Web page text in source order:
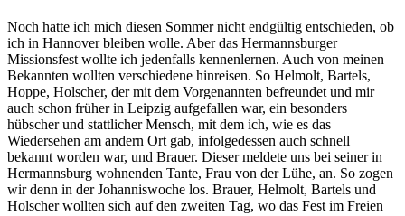
Noch hatte ich mich diesen Sommer nicht endgültig entschieden, ob
ich in Hannover bleiben wolle. Aber das Hermannsburger
Missionsfest wollte ich jedenfalls kennenlernen. Auch von meinen
Bekannten wollten verschiedene hinreisen. So Helmolt, Bartels,
Hoppe, Holscher, der mit dem Vorgenannten befreundet und mir
auch schon früher in Leipzig aufgefallen war, ein besonders
hübscher und stattlicher Mensch, mit dem ich, wie es das
Wiedersehen am andern Ort gab, infolgedessen auch schnell
bekannt worden war, und Brauer. Dieser meldete uns bei seiner in
Hermannsburg wohnenden Tante, Frau von der Lühe, an. So zogen
wir denn in der Johanniswoche los. Brauer, Helmolt, Bartels und
Holscher wollten sich auf den zweiten Tag, wo das Fest im Freien